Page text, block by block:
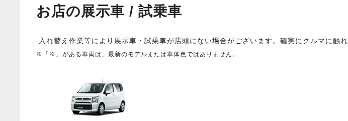
お店の展示車 / 試乗車
入れ替え作業等により展示車・試乗車が店頭にない場合がございます。確実にクルマに触
※「※」がある車両は、最新のモデルまたは車体色ではありません。